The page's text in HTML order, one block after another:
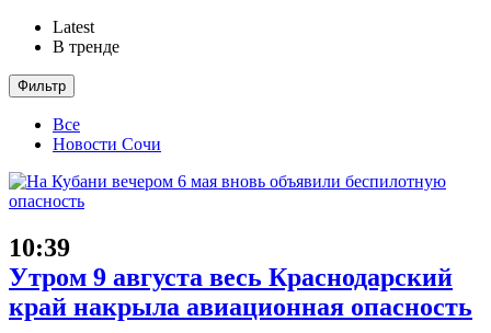
Latest
В тренде
Фильтр
Все
Новости Сочи
10:39
Утром 9 августа весь Краснодарский
край накрыла авиационная опасность